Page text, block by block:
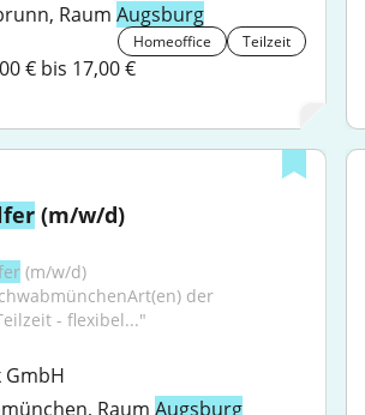
RaumAugsburg
Homeoffice Teilzeit
€ bis 17,00 €
(m/w/d)
(m/w/d)
der
- flexibel..."
GmbH
RaumAugsburg